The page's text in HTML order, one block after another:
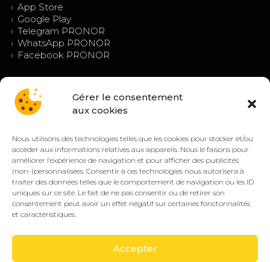
Gérer le consentement
aux cookies
Nous utilisons des technologies telles que les cookies pour stocker et/ou
accéder aux informations relatives aux appareils. Nous le faisons pour
améliorer l’expérience de navigation et pour afficher des publicités
(non-)personnalisées. Consentir à ces technologies nous autorisera à
traiter des données telles que le comportement de navigation ou les ID
uniques sur ce site. Le fait de ne pas consentir ou de retirer son
consentement peut avoir un effet négatif sur certaines fonctonnalités
et caractéristiques.
Accepter
› App Store
› Google Play
› Telegram PRONOR
› WhatsApp PRONOR
› Facebook PRONOR
© PRONOR 2019 – 2026 — Tous droits réservés.
Mentions légales
Confidentialité CGV/CGU Cookies (EU)
🔒 Paiement sécurisé VISA CB SEPA